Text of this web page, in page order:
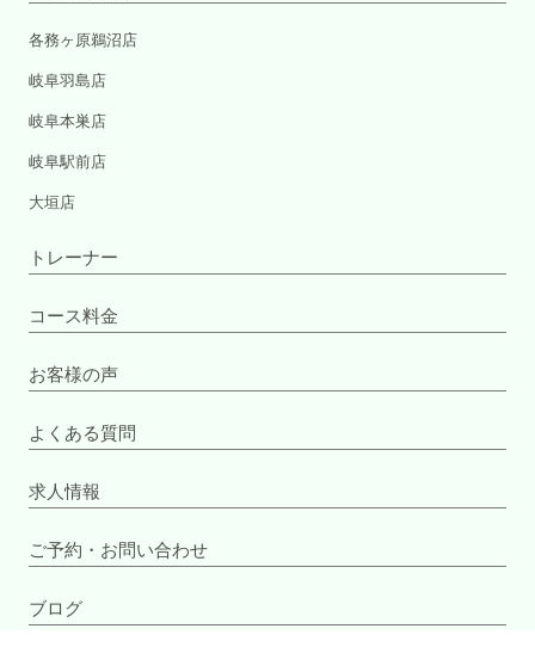
各務ヶ原鵜沼店
岐阜羽島店
岐阜本巣店
岐阜駅前店
大垣店
トレーナー
コース料金
お客様の声
よくある質問
求人情報
ご予約・お問い合わせ
ブログ